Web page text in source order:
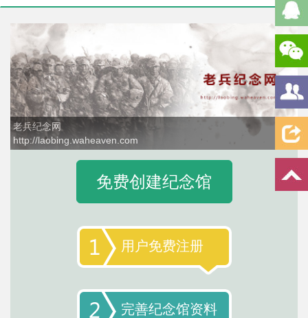
2 / 4
双百人物纪念网
http://gdaiguo.waheaven.com
免费创建纪念馆
用户免费注册
完善纪念馆资料